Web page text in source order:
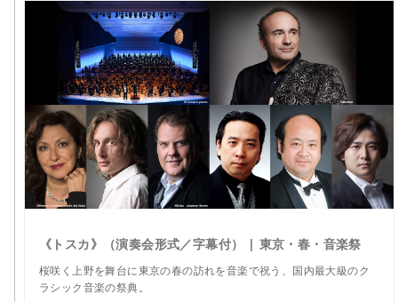
《トスカ》（演奏会形式／字幕付） | 東京・春・音楽祭
桜咲く上野を舞台に東京の春の訪れを音楽で祝う、国内最大級のク
ラシック音楽の祭典。